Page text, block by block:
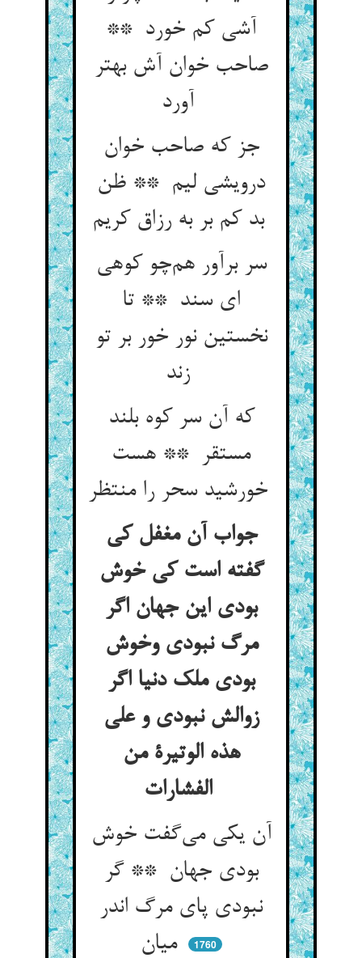
آشی کم خورد **
صاحب خوان آش بهتر
جز که صاحب خوان
درویشی لیم ** ظن
بد کم بر به رزاق کریم
سر برآور هم‌چو کوهی
ای سند ** تا
نخستین نور خور بر تو
که آن سر کوه بلند
مستقر ** هست
جواب آن مغفل کی
گفته است کی خوش
بودی این جهان اگر
مرگ نبودی وخوش
بودی ملک دنیا اگر
زوالش نبودی و علی
هذه الوتیرة من
الفشارات
آن یکی می‌گفت خوش
بودی جهان ** گر
نبودی پای مرگ اندر
میان
1760